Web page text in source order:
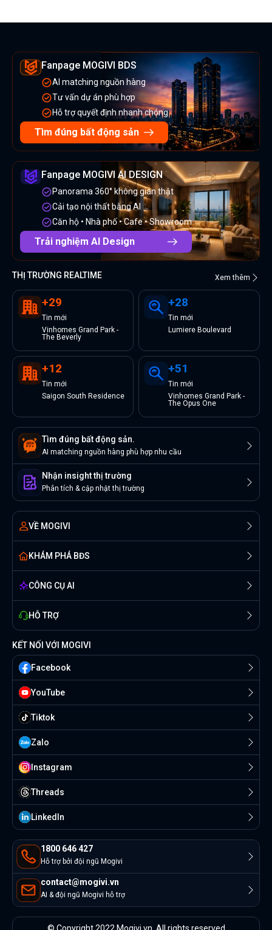
Fanpage MOGIVI BDS
AI matching nguồn hàng
Tư vấn dự án phù hợp
Hỗ trợ quyết định nhanh chóng
Tìm đúng bất động sản
Fanpage MOGIVI AI DESIGN
Panorama 360° không gian thật
Cải tạo nội thất bằng AI
Căn hộ • Nhà phố • Cafe • Showroom
Trải nghiệm AI Design
THỊ TRƯỜNG REALTIME Xem thêm
+29
Tin mới
Vinhomes Grand Park -
The Beverly
+28
Tin mới
Lumiere Boulevard
+12
Tin mới
Saigon South Residence
+51
Tin mới
Vinhomes Grand Park -
The Opus One
Tìm đúng bất động sản.
AI matching nguồn hàng phù hợp nhu cầu
Nhận insight thị trường
Phân tích & cập nhật thị trường
VỀ MOGIVI
KHÁM PHÁ BĐS
CÔNG CỤ AI
HỖ TRỢ
1800 646 427
Hỗ trợ bởi đội ngũ Mogivi
contact@mogivi.vn
AI & đội ngũ Mogivi hỗ trợ
KẾT NỐI VỚI MOGIVI
Facebook
YouTube
Tiktok
Zalo
Instagram
Threads
Linkedln